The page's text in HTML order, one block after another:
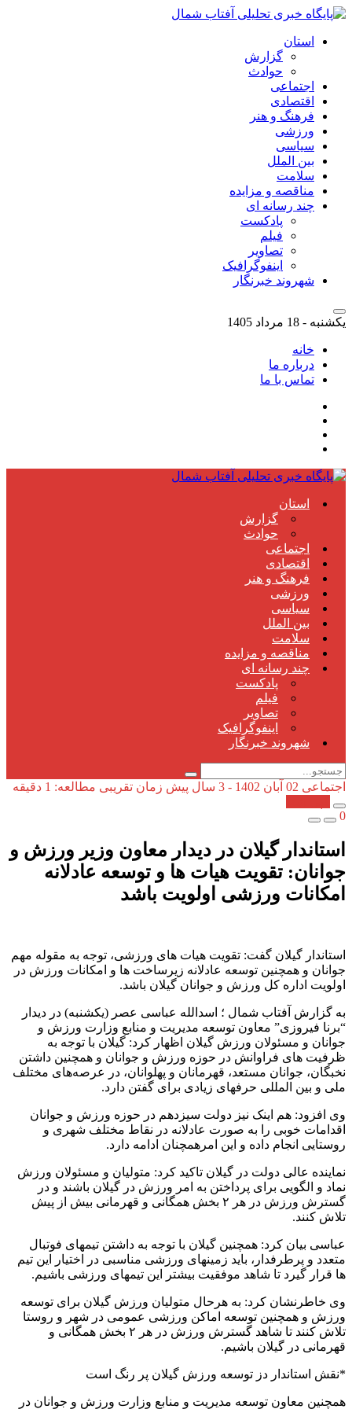
استان
گزارش
حوادث
اجتماعی
اقتصادی
فرهنگ و هنر
ورزشی
سیاسی
بین الملل
سلامت
مناقصه و مزایده
چند رسانه ای
پادکست
فیلم
تصاویر
اینفوگرافیک
شهروند خبرنگار
یکشنبه - 18 مرداد 1405
خانه
درباره ما
تماس با ما
استان
گزارش
حوادث
اجتماعی
اقتصادی
فرهنگ و هنر
ورزشی
سیاسی
بین الملل
سلامت
مناقصه و مزایده
چند رسانه ای
پادکست
فیلم
تصاویر
اینفوگرافیک
شهروند خبرنگار
اجتماعی 02 آبان 1402 - 3 سال پیش
زمان تقریبی مطالعه: 1 دقیقه
0
استاندار گیلان در دیدار معاون وزیر ورزش و
جوانان: تقویت هیات ها و توسعه عادلانه
امکانات ورزشی اولویت باشد
استاندار گیلان گفت: تقویت هیات های ورزشی، توجه به مقوله مهم
جوانان و همچنین توسعه عادلانه زیرساخت ها و امکانات ورزش در
اولویت اداره کل ورزش و جوانان گیلان باشد.
به گزارش آفتاب شمال ؛ اسدالله عباسی عصر (یکشنبه) در دیدار
“برنا فیروزی” معاون توسعه مدیریت و منابع وزارت ورزش و
جوانان و مسئولان ورزش گیلان اظهار کرد: گیلان با توجه به
ظرفیت های فراوانش در حوزه ورزش و جوانان و همچنین داشتن
نخبگان، جوانان مستعد، قهرمانان و پهلوانان، در عرصه‌های مختلف
ملی و بین المللی حرفهای زیادی برای گفتن دارد.
وی افزود: هم اینک نیز دولت سیزدهم در حوزه ورزش و جوانان
اقدامات خوبی را به صورت عادلانه در نقاط مختلف شهری و
روستایی انجام داده و این امرهمچنان ادامه دارد.
نماینده عالی دولت در گیلان تاکید کرد: متولیان و مسئولان ورزش
نماد و الگویی برای پرداختن به امر ورزش در گیلان باشند و در
گسترش ورزش در هر ۲ بخش همگانی و قهرمانی بیش از پیش
تلاش کنند.
عباسی بیان کرد: همچنین گیلان با توجه به داشتن تیمهای فوتبال
متعدد و پرطرفدار، باید زمینهای ورزشی مناسبی در اختیار این تیم
ها قرار گیرد تا شاهد موفقیت بیشتر این تیمهای ورزشی باشیم.
وی خاطرنشان کرد: به هرحال متولیان ورزش گیلان برای توسعه
ورزش و همچنین توسعه اماکن ورزشی عمومی در شهر و روستا
تلاش کنند تا شاهد گسترش ورزش در هر ۲ بخش همگانی و
قهرمانی در گیلان باشیم.
*نقش استاندار دز توسعه ورزش گیلان پر رنگ است
همچنین معاون توسعه مدیریت و منابع وزارت ورزش و جوانان در